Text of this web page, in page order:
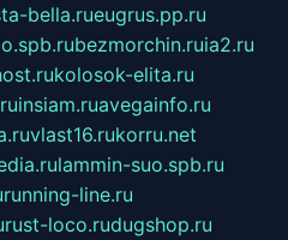
bella.rueugrus.pp.ru
bezmorchin.ruia2.ru
kolosok-elita.ru
insiam.ruavegainfo.ru
vlast16.rukorru.net
lammin-suo.spb.ru
running-line.ru
rust-loco.rudugshop.ru